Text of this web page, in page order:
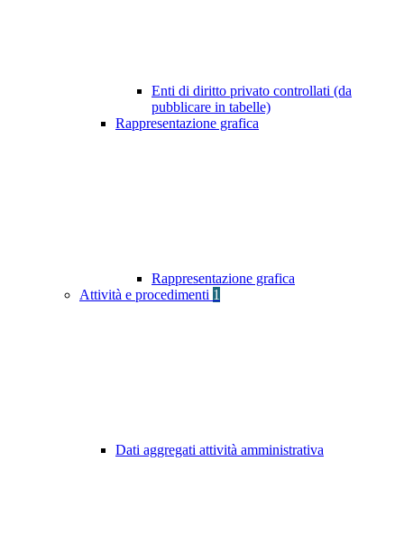
Enti di diritto privato controllati (da
pubblicare in tabelle)
Rappresentazione grafica
Rappresentazione grafica
Attività e procedimenti 1
Dati aggregati attività amministrativa